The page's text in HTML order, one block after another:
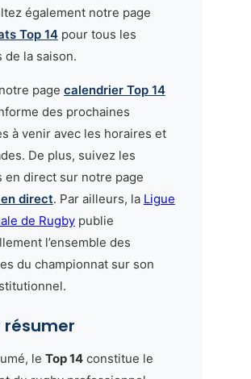
également notre page
Top 14pour tous les
de la saison.
page calendrier Top 14
des prochaines
à venir avec les horaires et
De plus, suivez les
en direct sur notre page
direct. Par ailleurs, la Ligue
de Rugbypublie
l’ensemble des
du championnat sur son
résumer
le Top 14constitue le